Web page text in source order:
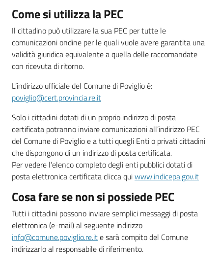
Come si utilizza la PEC
Il cittadino può utilizzare la sua PEC per tutte le
comunicazioni ondine per le quali vuole avere garantita una
validità giuridica equivalente a quella delle raccomandate
con ricevuta di ritorno.
L’indirizzo ufficiale del Comune di Poviglio è:
poviglio@cert.provincia.re.it
Solo i cittadini dotati di un proprio indirizzo di posta
certificata potranno inviare comunicazioni all’indirizzo PEC
del Comune di Poviglio e a tutti quegli Enti o privati cittadini
che dispongono di un indirizzo di posta certificata.
Per vedere l’elenco completo degli enti pubblici dotati di
posta elettronica certificata clicca quiwww.indicepa.gov.it
Cosa fare se non si possiede PEC
Tutti i cittadini possono inviare semplici messaggi di posta
elettronica (e-mail) al seguente indirizzo
info@comune.poviglio.re.ite sarà compito del Comune
indirizzarlo al responsabile di riferimento.